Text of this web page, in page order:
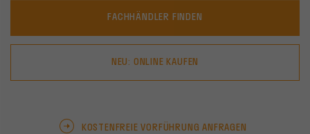
FACHHÄNDLER FINDEN
NEU: ONLINE KAUFEN
KOSTENFREIE VORFÜHRUNG ANFRAGEN